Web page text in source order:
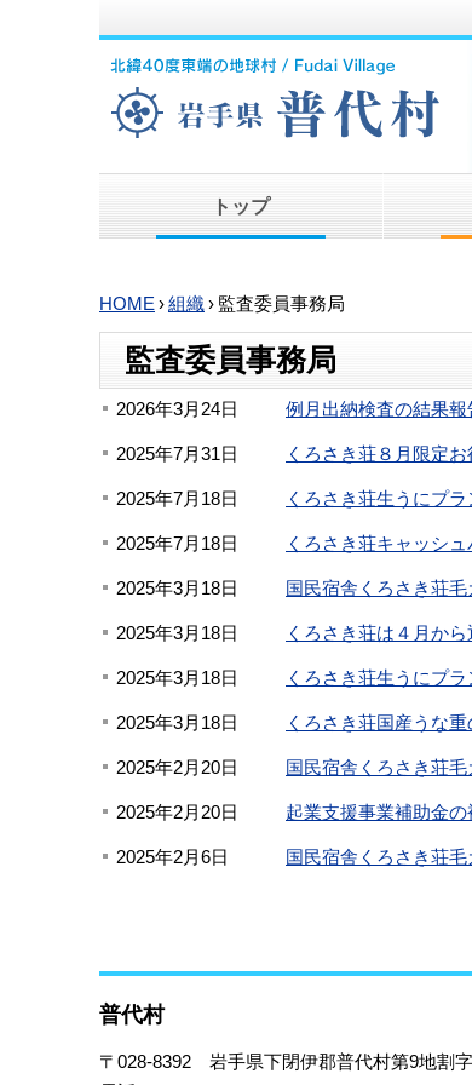
トップ
HOME ›組織› 監査委員事務局
監査委員事務局
2026年3月24日 例月出納検査の結果報
2025年7月31日 くろさき荘８月限定
2025年7月18日 くろさき荘生うにプ
2025年7月18日 くろさき荘キャッシ
2025年3月18日 国民宿舎くろさき荘
2025年3月18日 くろさき荘は４月か
2025年3月18日 くろさき荘生うにプ
2025年3月18日 くろさき荘国産うな
2025年2月20日 国民宿舎くろさき荘
2025年2月20日 起業支援事業補助金
2025年2月6日 国民宿舎くろさき荘
普代村
〒028-8392 岩手県下閉伊郡普代村第9地割